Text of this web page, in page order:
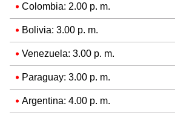
Colombia: 2.00 p. m.
Bolivia: 3.00 p. m.
Venezuela: 3.00 p. m.
Paraguay: 3.00 p. m.
Argentina: 4.00 p. m.